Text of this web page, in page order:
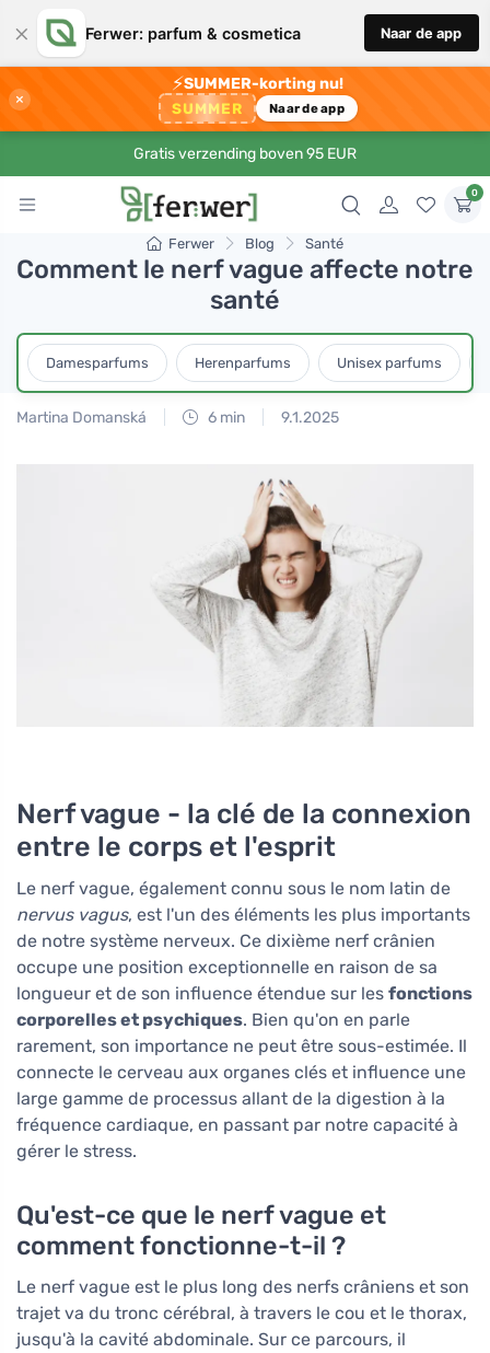
× Ferwer: parfum & cosmetica Naar de app
×
⚡SUMMER-korting nu!
SUMMER Naar de app
Gratis verzending boven 95 EUR
0
Ferwer Blog Santé
Comment le nerf vague affecte notre
santé
Damesparfums Herenparfums Unisex parfums
Martina Domanská 6 min 9.1.2025
Nerf vague - la clé de la connexion
entre le corps et l'esprit
Le nerf vague, également connu sous le nom latin de
nervus vagus, est l'un des éléments les plus importants
de notre système nerveux. Ce dixième nerf crânien
occupe une position exceptionnelle en raison de sa
longueur et de son influence étendue sur les fonctions
corporelles et psychiques. Bien qu'on en parle
rarement, son importance ne peut être sous-estimée. Il
connecte le cerveau aux organes clés et influence une
large gamme de processus allant de la digestion à la
fréquence cardiaque, en passant par notre capacité à
gérer le stress.
Qu'est-ce que le nerf vague et
comment fonctionne-t-il ?
Le nerf vague est le plus long des nerfs crâniens et son
trajet va du tronc cérébral, à travers le cou et le thorax,
jusqu'à la cavité abdominale. Sur ce parcours, il